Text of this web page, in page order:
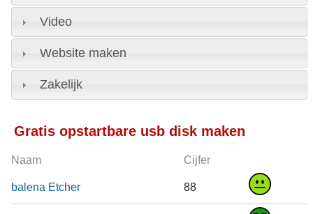
Video
Website maken
Zakelijk
Gratis opstartbare usb disk maken
Naam Cijfer
balena Etcher 88